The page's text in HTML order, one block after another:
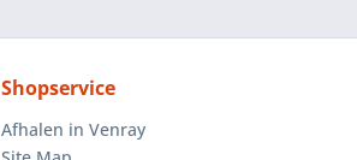
Shopservice
Afhalen in Venray